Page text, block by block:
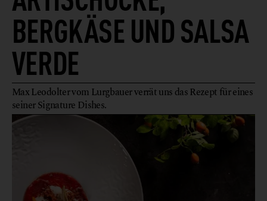
BERGKÄSE UND SALSA
VERDE
Max Leodolter vom Lurgbauer verrät uns das Rezept für eines
seiner Signature Dishes.